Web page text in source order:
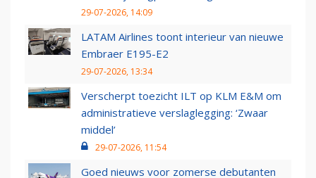
29-07-2026, 14:09
LATAM Airlines toont interieur van nieuwe
Embraer E195-E2
29-07-2026, 13:34
Verscherpt toezicht ILT op KLM E&M om
administratieve verslaglegging: ‘Zwaar
middel’
29-07-2026, 11:54
Goed nieuws voor zomerse debutanten